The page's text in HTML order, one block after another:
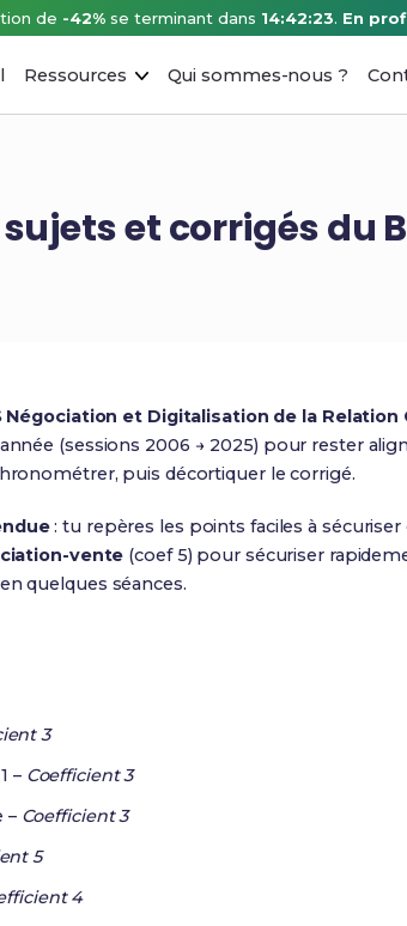
de -42% se terminant dans 14:42:22. En
Ressources Qui sommes-nous ?
et corrigés du
et Digitalisation de la Relation
(sessions 2006 → 2025) pour rester
puis décortiquer le corrigé.
: tu repères les points faciles à
vente (coef 5) pour sécuriser
quelques séances.
3
– Coefficient 3
– Coefficient 3
5
4